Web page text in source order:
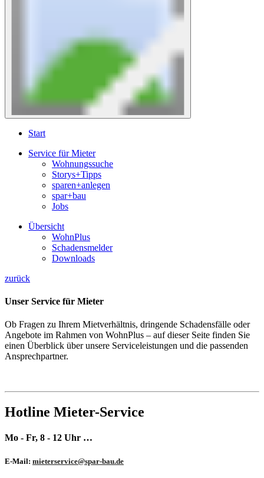
Start
Service für Mieter
Wohnungssuche
Storys+Tipps
sparen+anlegen
spar+bau
Jobs
Übersicht
WohnPlus
Schadensmelder
Downloads
zurück
Unser Service für Mieter
Ob Fragen zu Ihrem Mietverhältnis, dringende Schadensfälle oder
Angebote im Rahmen von WohnPlus – auf dieser Seite finden Sie
einen Überblick über unsere Serviceleistungen und die passenden
Ansprechpartner.
Hotline Mieter-Service
Mo - Fr, 8 - 12 Uhr …
E-Mail: mieterservice@spar-bau.de